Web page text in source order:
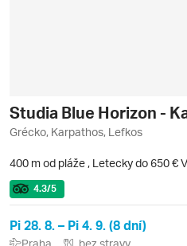
Studia Blue Horizon -
Grécko, Karpathos, Lefkos
400 m od pláže , Letecky do 650 €
4.3/5
Pi 28. 8. – Pi 4. 9. (8 dní)
Praha bez stravy